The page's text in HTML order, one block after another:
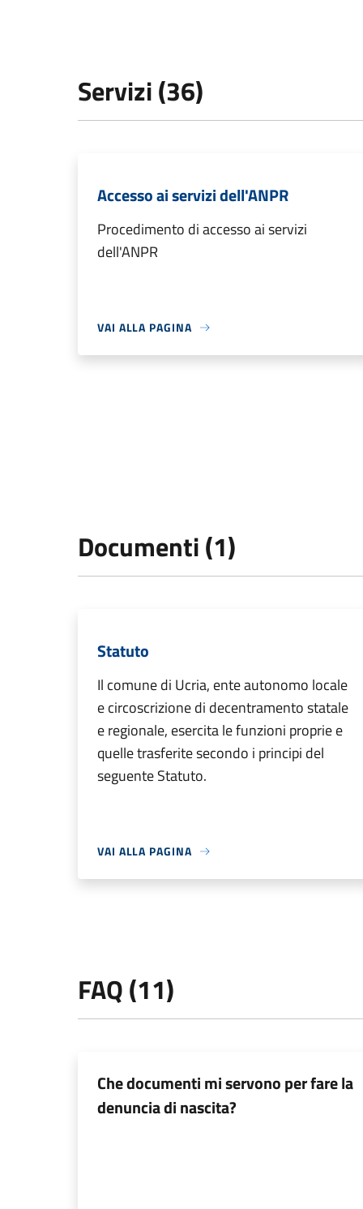
Servizi (36)
Accesso ai servizi dell'ANPR
Procedimento di accesso ai servizi
dell'ANPR
VAI ALLA PAGINA
Documenti (1)
Statuto
Il comune di Ucria, ente autonomo locale
e circoscrizione di decentramento statale
e regionale, esercita le funzioni proprie e
quelle trasferite secondo i principi del
seguente Statuto.
VAI ALLA PAGINA
FAQ (11)
Che documenti mi servono per fare la
denuncia di nascita?